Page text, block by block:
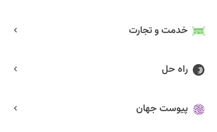
خدمت و تجارت
راه حل
پیوست جهان